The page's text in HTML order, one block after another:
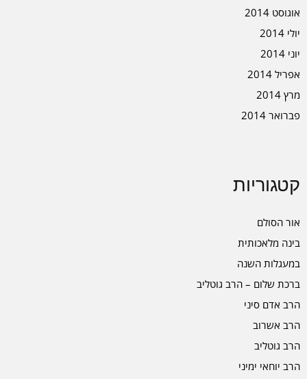
אוגוסט 2014
יולי 2014
יוני 2014
אפריל 2014
מרץ 2014
פברואר 2014
קטגוריות
אור הסולם
בינה מלאכותית
במעגלות השנה
ברכת שלום – הרב גוטליב
הרב אדם סיני
הרב אשרוב
הרב גוטליב
הרב יוחאי ימיני